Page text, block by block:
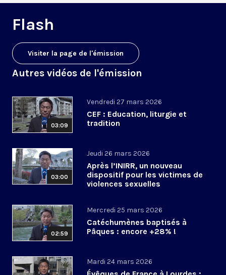
Flash
Visiter la page de l'émission
Autres vidéos de l'émission
03:09
Vendredi 27 mars 2026
CEF : Education, liturgie et
tradition
03:00
Jeudi 26 mars 2026
Après l’INIRR, un nouveau
dispositif pour les victimes de
violences sexuelles
02:59
Mercredi 25 mars 2026
Catéchumènes baptisés à
Pâques : encore +28% !
Mardi 24 mars 2026